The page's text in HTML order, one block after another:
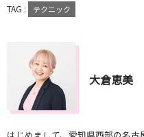
TAG : テクニック
大倉恵美